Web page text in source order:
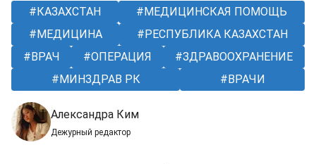
КАЗАХСТАН
МЕДИЦИНСКАЯ ПОМОЩЬ
МЕДИЦИНА
РЕСПУБЛИКА КАЗАХСТАН
ВРАЧ
ОПЕРАЦИЯ
ЗДРАВООХРАНЕНИЕ
МИНЗДРАВ РК
ВРАЧИ
Александра Ким
Дежурный редактор